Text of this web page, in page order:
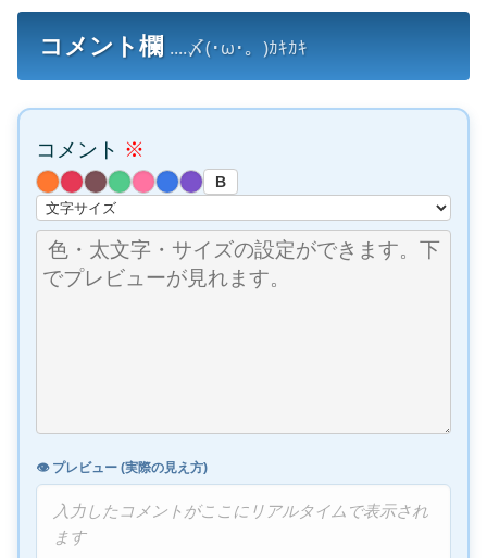
コメント欄 ....〆(･ω･。)ｶｷｶｷ
コメント ※
B
👁️ プレビュー (実際の見え方)
入力したコメントがここにリアルタイムで表示され
ます